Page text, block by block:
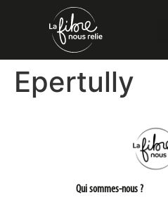
Epertully
Qui sommes-nous ?